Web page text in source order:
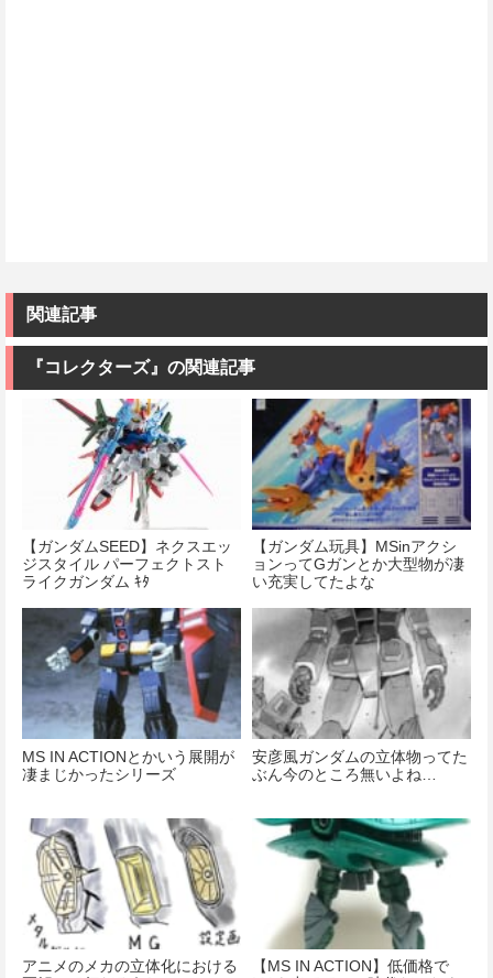
関連記事
『コレクターズ』の関連記事
【ガンダムSEED】ネクスエッ
ジスタイル パーフェクトスト
ライクガンダム ｷﾀ
∀ﾟ)━━━━━━ !!!!!
【ガンダム玩具】MSinアクシ
ョンってGガンとか大型物が凄
い充実してたよな
MS IN ACTIONとかいう展開が
凄まじかったシリーズ
安彦風ガンダムの立体物ってた
ぶん今のところ無いよね…
アニメのメカの立体化における
【MS IN ACTION】低価格で